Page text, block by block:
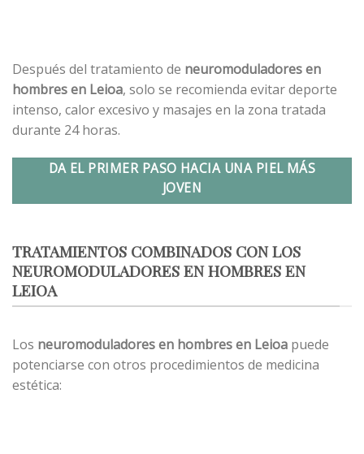
Después del tratamiento de neuromoduladores en
hombres en Leioa, solo se recomienda evitar deporte
intenso, calor excesivo y masajes en la zona tratada
durante 24 horas.
DA EL PRIMER PASO HACIA UNA PIEL MÁS
JOVEN
TRATAMIENTOS COMBINADOS CON LOS
NEUROMODULADORES EN HOMBRES EN
LEIOA
Los neuromoduladoresen hombres en Leioa puede
potenciarse con otros procedimientos de medicina
estética: